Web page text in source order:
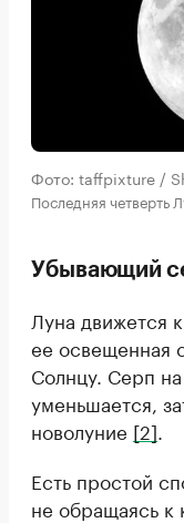
Фото: taffpixture /
Последняя четверть
Убывающий
Луна движется
ее освещенная
Солнцу. Серп
уменьшается,
новолуние [2]
Есть простой
не обращаясь к